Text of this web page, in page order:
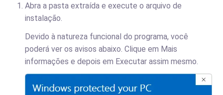
Abra a pasta extraída e execute o arquivo de
instalação.
Devido à natureza funcional do programa, você
poderá ver os avisos abaixo. Clique em Mais
informações e depois em Executar assim mesmo.